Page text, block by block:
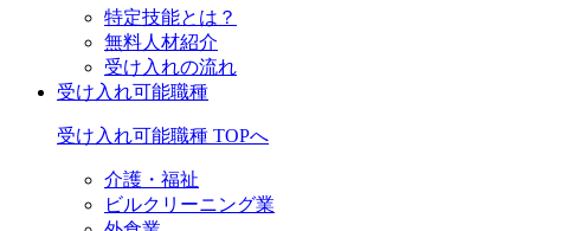
特定技能とは？
無料人材紹介
受け入れの流れ
受け入れ可能職種
受け入れ可能職種 TOPへ
介護・福祉
ビルクリーニング業